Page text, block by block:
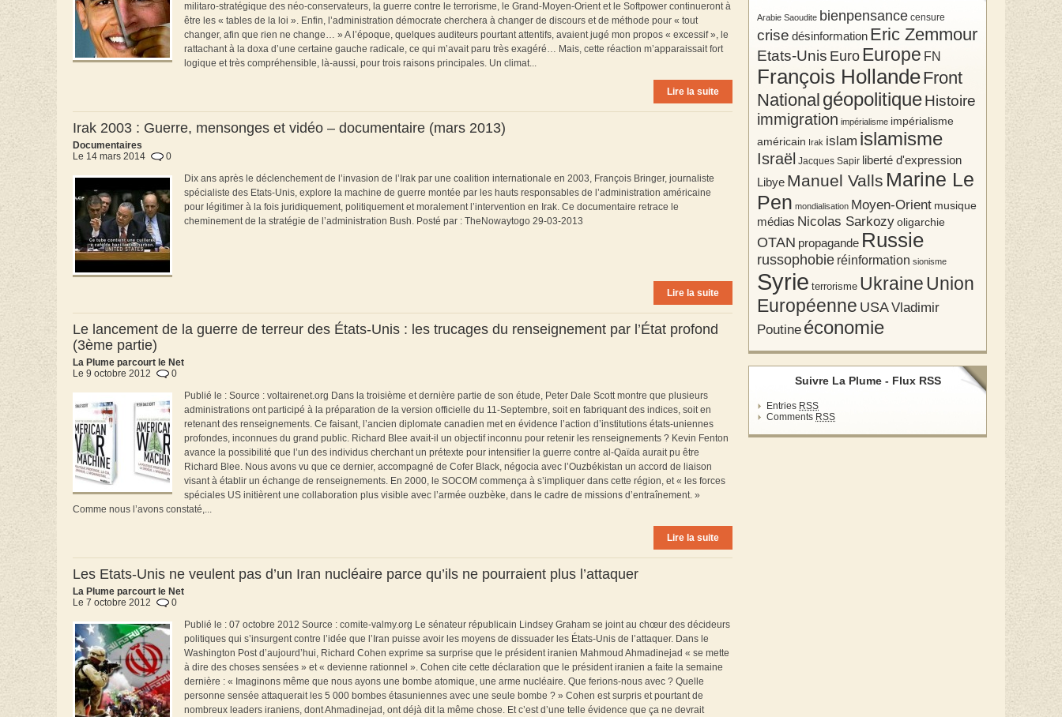
militaro-stratégique des néo-conservateurs, la guerre contre le terrorisme, le Grand-Moyen-Orient et le Softpower continueront à
être les « tables de la loi ». Enfin, l’administration démocrate cherchera à changer de discours et de méthode pour « tout
changer, afin que rien ne change… » A l’époque, quelques auditeurs pourtant attentifs, avaient jugé mon propos « excessif », le
rattachant à la doxa d’une certaine gauche radicale, ce qui m’avait paru très exagéré… Mais, cette réaction m’apparaissait fort
logique et très compréhensible, là-aussi, pour trois raisons principales. Un climat...
Lire la suite
Irak 2003 : Guerre, mensonges et vidéo – documentaire (mars 2013)
Documentaires
Le 14 mars 2014
0
Dix ans après le déclenchement de l’invasion de l’Irak par une coalition internationale en 2003, François Bringer, journaliste
spécialiste des Etats-Unis, explore la machine de guerre montée par les hauts responsables de l’administration américaine
pour légitimer à la fois juridiquement, politiquement et moralement l’intervention en Irak. Ce documentaire retrace le
cheminement de la stratégie de l’administration Bush. Posté par : TheNowaytogo 29-03-2013
Lire la suite
Le lancement de la guerre de terreur des États-Unis : les trucages du renseignement par l’État profond
(3ème partie)
La Plume parcourt le Net
Le 9 octobre 2012
0
Publié le : Source : voltairenet.org Dans la troisième et dernière partie de son étude, Peter Dale Scott montre que plusieurs
administrations ont participé à la préparation de la version officielle du 11-Septembre, soit en fabriquant des indices, soit en
retenant des renseignements. Ce faisant, l’ancien diplomate canadien met en évidence l’action d’institutions états-uniennes
profondes, inconnues du grand public. Richard Blee avait-il un objectif inconnu pour retenir les renseignements ? Kevin Fenton
avance la possibilité que l’un des individus cherchant un prétexte pour intensifier la guerre contre al-Qaïda aurait pu être
Richard Blee. Nous avons vu que ce dernier, accompagné de Cofer Black, négocia avec l’Ouzbékistan un accord de liaison
visant à établir un échange de renseignements. En 2000, le SOCOM commença à s’impliquer dans cette région, et « les forces
spéciales US initièrent une collaboration plus visible avec l’armée ouzbèke, dans le cadre de missions d’entraînement. »
Comme nous l’avons constaté,...
Lire la suite
Les Etats-Unis ne veulent pas d’un Iran nucléaire parce qu’ils ne pourraient plus l’attaquer
La Plume parcourt le Net
Le 7 octobre 2012
0
Publié le : 07 octobre 2012 Source : comite-valmy.org Le sénateur républicain Lindsey Graham se joint au chœur des décideurs
politiques qui s’insurgent contre l’idée que l’Iran puisse avoir les moyens de dissuader les États-Unis de l’attaquer. Dans le
Washington Post d’aujourd’hui, Richard Cohen exprime sa surprise que le président iranien Mahmoud Ahmadinejad « se mette
à dire des choses sensées » et « devienne rationnel ». Cohen cite cette déclaration que le président iranien a faite la semaine
dernière : « Imaginons même que nous ayons une bombe atomique, une arme nucléaire. Que ferions-nous avec ? Quelle
personne sensée attaquerait les 5 000 bombes étasuniennes avec une seule bombe ? » Cohen est surpris et pourtant de
nombreux leaders iraniens, dont Ahmadinejad, ont déjà dit la même chose. Et c’est d’une telle évidence que ça ne devrait
Arabie Saoudite bienpensance censure
crise désinformation Eric Zemmour
Etats-Unis Euro Europe FN
François HollandeFront
National géopolitiqueHistoire
immigration impérialisme impérialisme
américain Irak islam islamisme
Israël Jacques Sapir liberté d'expression
Libye Manuel Valls Marine Le
Pen mondialisation Moyen-Orient musique
médias Nicolas Sarkozyoligarchie
OTAN propagande Russie
russophobie réinformation sionisme
Syrie terrorisme Ukraine Union
Européenne USAVladimir
Poutine économie
Suivre La Plume - Flux RSS
Entries RSS
Comments RSS